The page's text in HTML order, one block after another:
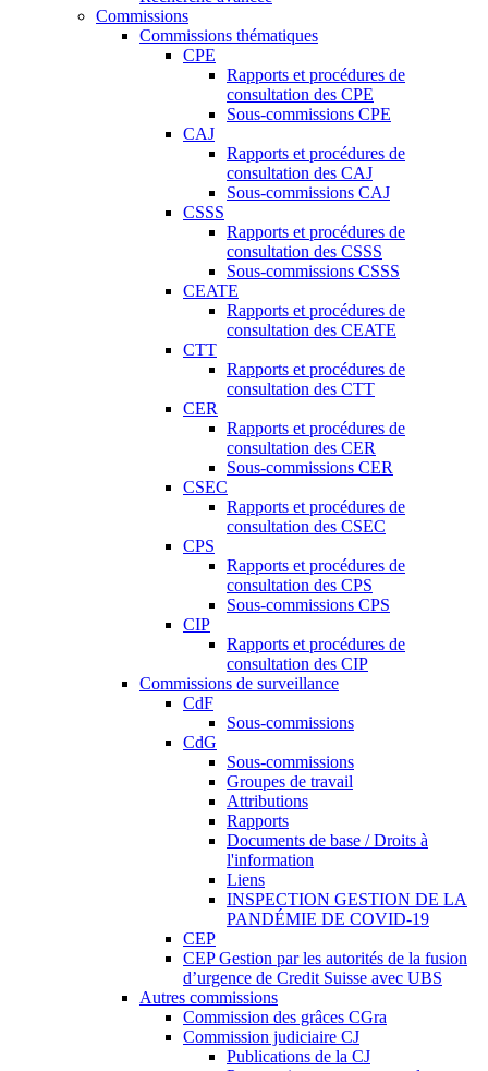
Commissions
Commissions thématiques
CPE
Rapports et procédures de
consultation des CPE
Sous-commissions CPE
CAJ
Rapports et procédures de
consultation des CAJ
Sous-commissions CAJ
CSSS
Rapports et procédures de
consultation des CSSS
Sous-commissions CSSS
CEATE
Rapports et procédures de
consultation des CEATE
CTT
Rapports et procédures de
consultation des CTT
CER
Rapports et procédures de
consultation des CER
Sous-commissions CER
CSEC
Rapports et procédures de
consultation des CSEC
CPS
Rapports et procédures de
consultation des CPS
Sous-commissions CPS
CIP
Rapports et procédures de
consultation des CIP
Commissions de surveillance
CdF
Sous-commissions
CdG
Sous-commissions
Groupes de travail
Attributions
Rapports
Documents de base / Droits à
l'information
Liens
INSPECTION GESTION DE LA
PANDÉMIE DE COVID-19
CEP
CEP Gestion par les autorités de la fusion
d’urgence de Credit Suisse avec UBS
Autres commissions
Commission des grâces CGra
Commission judiciaire CJ
Publications de la CJ